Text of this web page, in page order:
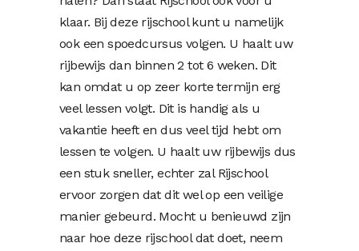
klaar. Bij deze rijschool kunt u namelijk
ook een spoedcursus volgen. U haalt uw
rijbewijs dan binnen 2 tot 6 weken. Dit
kan omdat u op zeer korte termijn erg
veel lessen volgt. Dit is handig als u
vakantie heeft en dus veel tijd hebt om
lessen te volgen. U haalt uw rijbewijs dus
een stuk sneller, echter zal Rijschool
ervoor zorgen dat dit wel op een veilige
manier gebeurd. Mocht u benieuwd zijn
naar hoe deze rijschool dat doet, neem